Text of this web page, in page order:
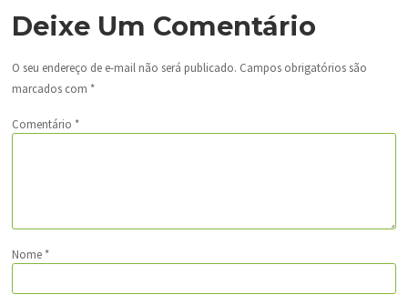
Deixe Um Comentário
O seu endereço de e-mail não será publicado. Campos obrigatórios são
marcados com *
Comentário *
Nome *